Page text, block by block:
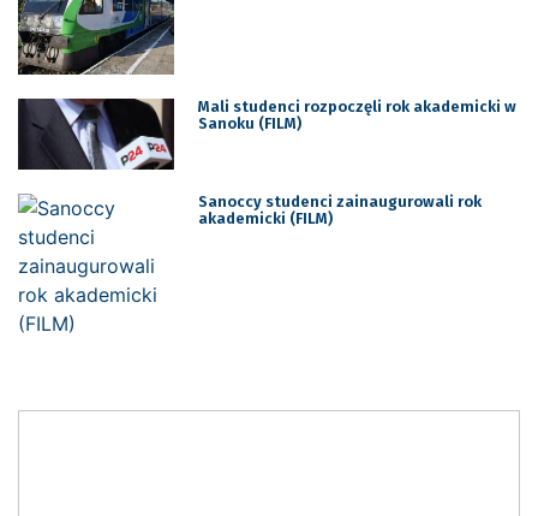
Mali studenci rozpoczęli rok akademicki w
Sanoku (FILM)
Sanoccy studenci zainaugurowali rok
akademicki (FILM)